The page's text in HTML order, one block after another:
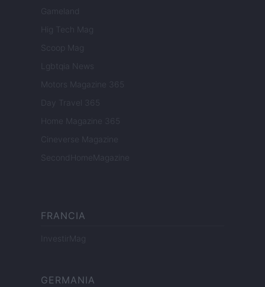
Gameland
Hig Tech Mag
Scoop Mag
Lgbtqia News
Motors Magazine 365
Day Travel 365
Home Magazine 365
Cineverse Magazine
SecondHomeMagazine
FRANCIA
InvestirMag
GERMANIA